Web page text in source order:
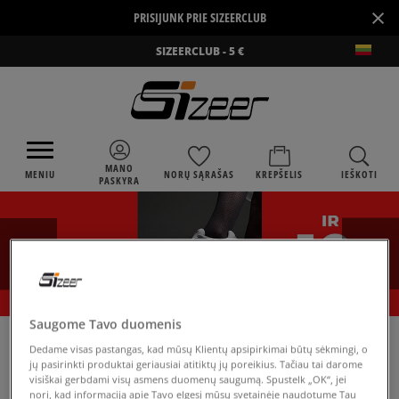
PRISIJUNK PRIE SIZEERCLUB ×
SIZEERCLUB - 5 €
MENIU
MANO
PASKYRA
NORŲ SĄRAŠAS KREPŠELIS IEŠKOTI
SIZEER ADIDAS HOME OF CLASSICS
Saugome Tavo duomenis
Dedame visas pastangas, kad mūsų Klientų apsipirkimai būtų sėkmingi, o
jų pasirinkti produktai geriausiai atitiktų jų poreikius. Tačiau tai darome
visiškai gerbdami visų asmens duomenų saugumą. Spustelk „OK“, jei
nori, kad informaciją apie Tavo elgesį mūsų svetainėje naudotume Tau